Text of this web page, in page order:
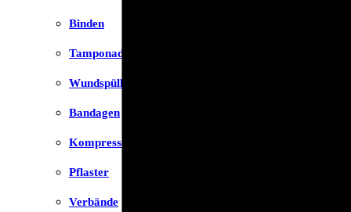
Binden
Tamponaden
Wundspüllösung
Bandagen
Kompressen
Pflaster
Verbände